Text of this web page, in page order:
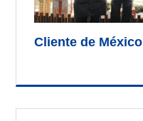
Cliente de México